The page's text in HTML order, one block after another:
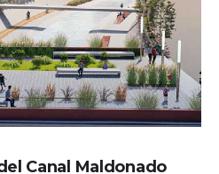
Canal Maldonado